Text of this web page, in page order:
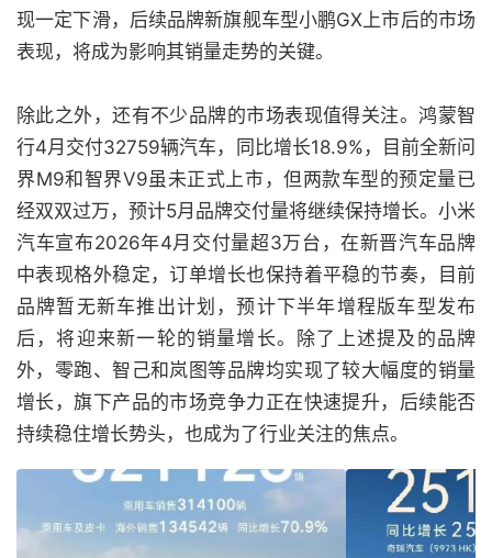
现一定下滑，后续品牌新旗舰车型小鹏GX上市后的市场
表现，将成为影响其销量走势的关键。
除此之外，还有不少品牌的市场表现值得关注。鸿蒙智
行4月交付32759辆汽车，同比增长18.9%，目前全新问
界M9和智界V9虽未正式上市，但两款车型的预定量已
经双双过万，预计5月品牌交付量将继续保持增长。小米
汽车宣布2026年4月交付量超3万台，在新晋汽车品牌
中表现格外稳定，订单增长也保持着平稳的节奏，目前
品牌暂无新车推出计划，预计下半年增程版车型发布
后，将迎来新一轮的销量增长。除了上述提及的品牌
外，零跑、智己和岚图等品牌均实现了较大幅度的销量
增长，旗下产品的市场竞争力正在快速提升，后续能否
持续稳住增长势头，也成为了行业关注的焦点。